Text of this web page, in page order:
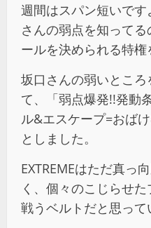
週間はスパン短いで
さんの弱点を知ってる
ールを決められる特権
坂口さんの弱いとこ
て、「弱点爆発!!発動
ル&エスケープ=おば
としました。
EXTREMEはただ真っ
く、個々のこじらせ
戦うベルトだと思って